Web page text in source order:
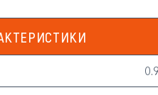
0.9